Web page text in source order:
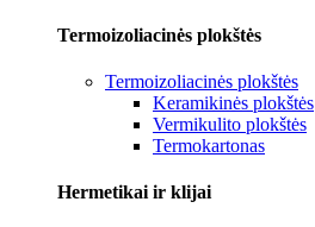
Termoizoliacinės plokštės
Termoizoliacinės plokštės
Keramikinės plokštės
Vermikulito plokštės
Termokartonas
Hermetikai ir klijai